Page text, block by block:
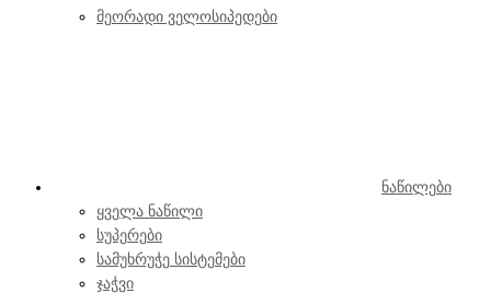
მეორადი ველოსიპედები
ნაწილები
ყველა ნაწილი
სუპერები
სამუხრუჭე სისტემები
ჯაჭვი